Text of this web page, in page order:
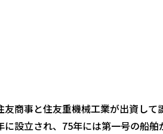
友商事と住友重機械工業が出資して
に設立され、75年には第一号の船舶